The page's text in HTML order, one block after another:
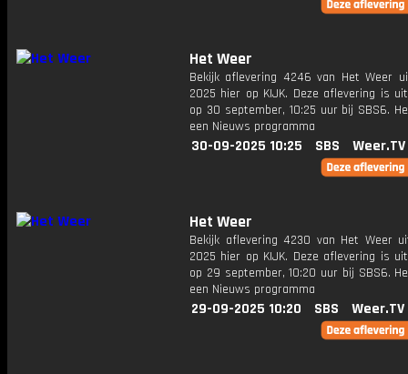
Het Weer
Bekijk aflevering 4246 van Het Weer
2025 hier op KIJK. Deze aflevering is
op 30 september, 10:25 uur bij SBS6.
een Nieuws programma
30-09-2025 10:25 SBS Weer.TV
Het Weer
Bekijk aflevering 4230 van Het Weer
2025 hier op KIJK. Deze aflevering is
op 29 september, 10:20 uur bij SBS6.
een Nieuws programma
29-09-2025 10:20 SBS Weer.TV